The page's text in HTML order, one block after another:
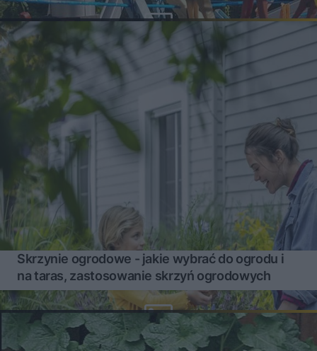
Skrzynie ogrodowe - jakie wybrać do ogrodu i
na taras, zastosowanie skrzyń ogrodowych